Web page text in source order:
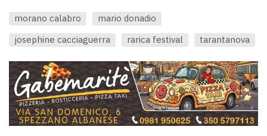
morano calabro
mario donadio
josephine cacciaguerra
rarica festival tarantanova